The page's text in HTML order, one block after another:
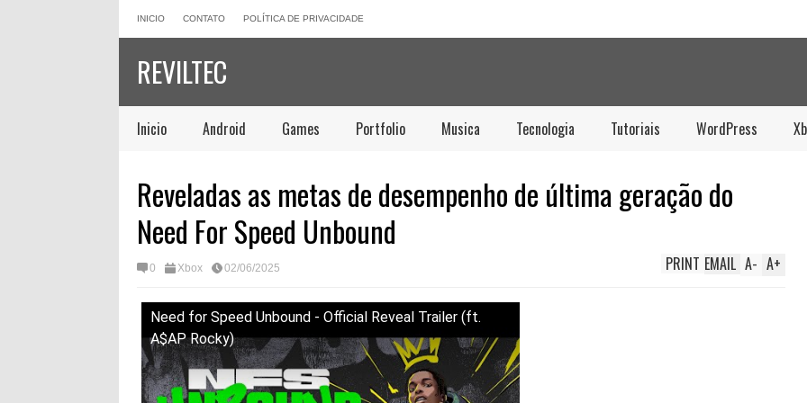
INICIO CONTATO POLÍTICA DE PRIVACIDADE
REVILTEC
Inicio Android Games Portfolio Musica Tecnologia Tutoriais WordPress
Reveladas as metas de desempenho de última geração do
Need For Speed ​​Unbound
0 Xbox 02/06/2025 A+
A-
EMAIL
PRINT
Need for Speed Unbound - Official Reveal Trailer (ft.
A$AP Rocky)